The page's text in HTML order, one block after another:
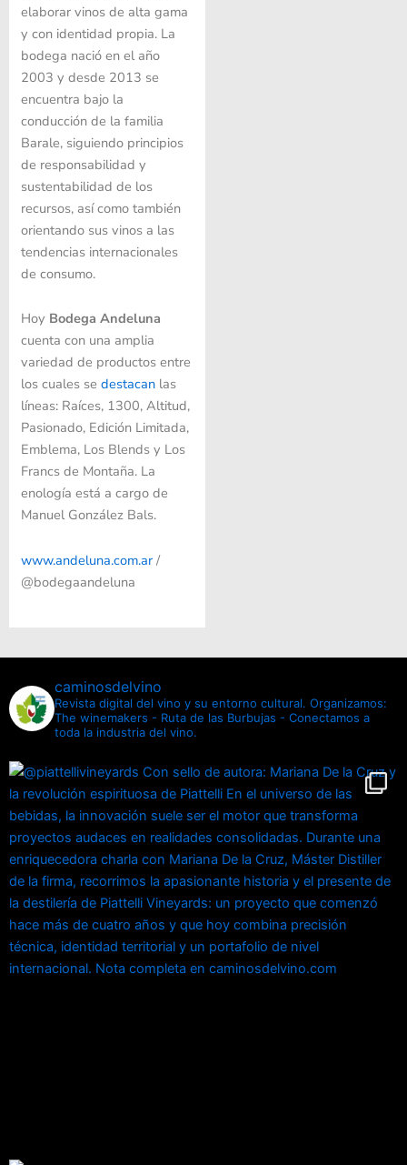
elaborar vinos de alta gama
y con identidad propia. La
bodega nació en el año
2003 y desde 2013 se
encuentra bajo la
conducción de la familia
Barale, siguiendo principios
de responsabilidad y
sustentabilidad de los
recursos, así como también
orientando sus vinos a las
tendencias internacionales
de consumo.
Hoy Bodega Andeluna
cuenta con una amplia
variedad de productos entre
los cuales se destacanlas
líneas: Raíces, 1300, Altitud,
Pasionado, Edición Limitada,
Emblema, Los Blends y Los
Francs de Montaña. La
enología está a cargo de
Manuel González Bals.
www.andeluna.com.ar/
@bodegaandeluna
caminosdelvino
Revista digital del vino y su entorno cultural. Organizamos:
The winemakers - Ruta de las Burbujas - Conectamos a
toda la industria del vino.